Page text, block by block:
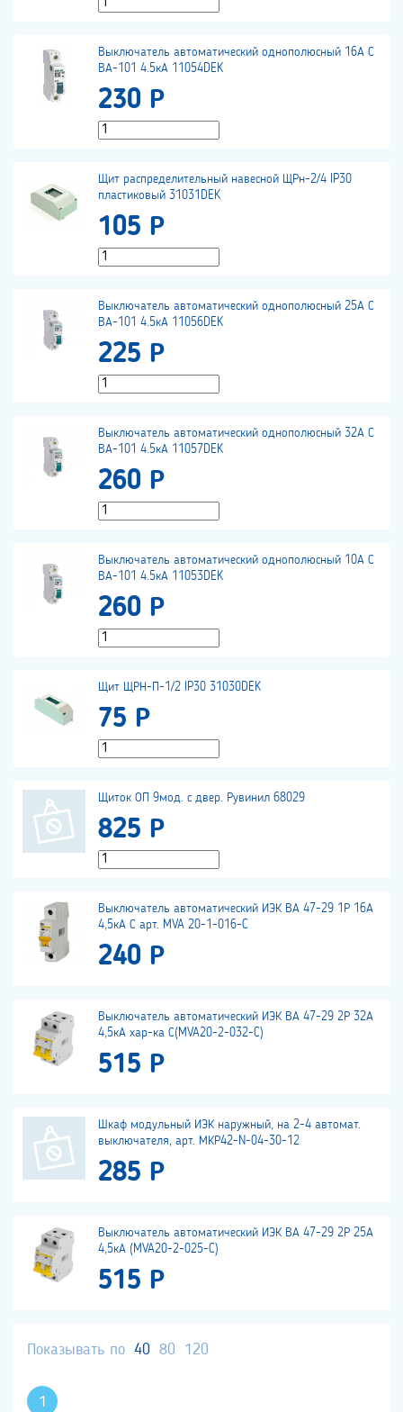
Выключатель автоматический однополюсный 16А С
ВА-101 4.5кА 11054DEK
230 Р
Щит распределительный навесной ЩРн-2/4 IP30
пластиковый 31031DEK
105 Р
Выключатель автоматический однополюсный 25А С
ВА-101 4.5кА 11056DEK
225 Р
Выключатель автоматический однополюсный 32А С
ВА-101 4.5кА 11057DEK
260 Р
Выключатель автоматический однополюсный 10А С
ВА-101 4.5кА 11053DEK
260 Р
Щит ЩРН-П-1/2 IP30 31030DEK
75 Р
Щиток ОП 9мод. с двер. Рувинил 68029
825 Р
Выключатель автоматический ИЭК ВА 47-29 1Р 16А
4,5кА С арт. MVA 20-1-016-C
240 Р
Выключатель автоматический ИЭК ВА 47-29 2Р 32А
4,5кА хар-ка С(MVA20-2-032-C)
515 Р
Шкаф модульный ИЭК наружный, на 2-4 автомат.
выключателя, арт. МКР42-N-04-30-12
285 Р
Выключатель автоматический ИЭК ВА 47-29 2Р 25А
4,5кА (MVA20-2-025-C)
515 Р
Показывать по 40 80 120
1